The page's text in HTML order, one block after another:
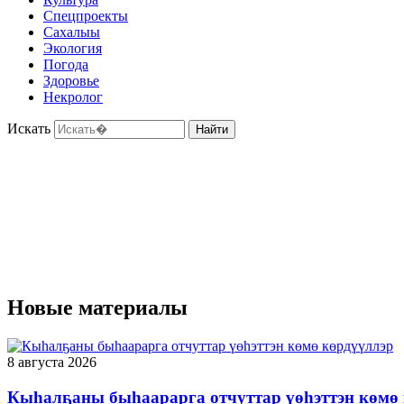
Спецпроекты
Сахалыы
Экология
Погода
Здоровье
Некролог
Искать Найти
Новые материалы
8 августа 2026
Кыһалҕаны быһаарарга отчуттар үөһэттэн көмө